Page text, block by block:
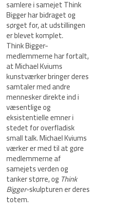
samlere i samejet Think
Bigger har bidraget og
sørget for, at udstillingen
er blevet komplet.
Think Bigger-
medlemmerne har fortalt,
at Michael Kviums
kunstværker bringer deres
samtaler med andre
mennesker direkte ind i
væsentlige og
eksistentielle emner i
stedet for overfladisk
small talk. Michael Kviums
værker er med til at gøre
medlemmerne af
samejets verden og
tanker større, og Think
Bigger-skulpturen er deres
totem.